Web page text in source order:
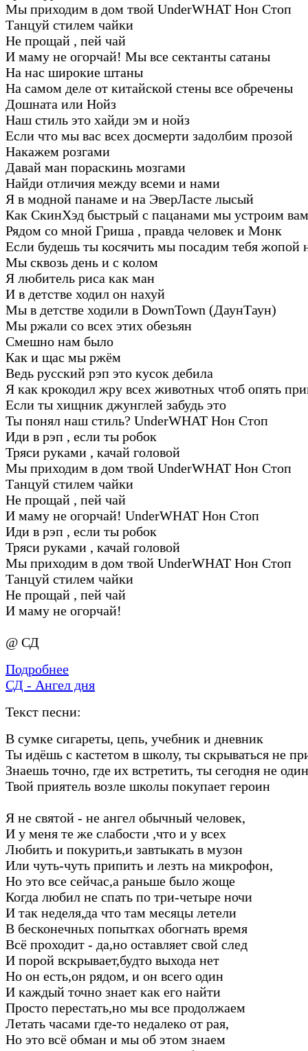
Мы приходим в дом твой UnderWHAT Нон Стоп
Танцуй стилем чайки
Не прощай , пей чай
И маму не огорчай! Мы все сектанты сатаны
На нас широкие штаны
На самом деле от китайской стены все обречены
Дошната или Нойз
Наш стиль это хайди эм и нойз
Если что мы вас всех досмерти задолбим прозой
Накажем розгами
Давай ман пораскинь мозгами
Найди отличия между всеми и нами
Я в модной панаме и на ЭверЛасте лысый
Как СкинХэд быстрый с пацанами мы устроим
Рядом со мной Гриша , правда человек и Монк
Если будешь ты косячить мы посадим тебя жопой
Мы сквозь день и с колом
Я любитель риса как ман
И в детстве ходил он нахуй
Мы в детстве ходили в DownTown (ДаунТаун)
Мы ржали со всех этих обезьян
Смешно нам было
Как и щас мы ржём
Ведь русский рэп это кусок дебила
Я как крокодил жру всех животных чтоб опять
Если ты хищник джунглей забудь это
Ты понял наш стиль? UnderWHAT Нон Стоп
Иди в рэп , если ты робок
Тряси руками , качай головой
Мы приходим в дом твой UnderWHAT Нон Стоп
Танцуй стилем чайки
Не прощай , пей чай
И маму не огорчай! UnderWHAT Нон Стоп
Иди в рэп , если ты робок
Тряси руками , качай головой
Мы приходим в дом твой UnderWHAT Нон Стоп
Танцуй стилем чайки
Не прощай , пей чай
И маму не огорчай!
@ СД
Подробнее
СД - Ангел дня
Текст песни:
В сумке сигареты, цепь, учебник и дневник
Ты идёшь с кастетом в школу, ты скрываться не
Знаешь точно, где их встретить, ты сегодня не один
Твой приятель возле школы покупает героин
Я не святой - не ангел обычный человек,
И у меня те же слабости ,что и у всех
Любить и покурить,и завтыкать в музон
Или чуть-чуть припить и лезть на микрофон,
Но это все сейчас,а раньше было жоще
Когда любил не спать по три-четыре ночи
И так неделя,да что там месяцы летели
В бесконечных попытках обогнать время
Всё проходит - да,но оставляет свой след
И порой вскрывает,будто выхода нет
Но он есть,он рядом, и он всего один
И каждый точно знает как его найти
Просто перестать,но мы все продолжаем
Летать часами где-то недалеко от рая,
Но это всё обман и мы об этом знаем